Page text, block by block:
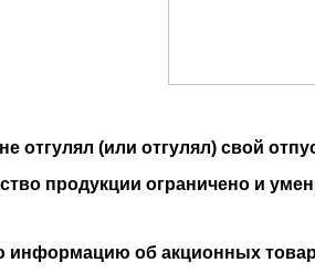
отгулял (или отгулял) свой
продукции ограничено и
информацию об акционных